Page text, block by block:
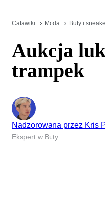
Catawiki Moda Buty i
Aukcja
trampek
Nadzorowana przez Kris
Ekspert w Buty